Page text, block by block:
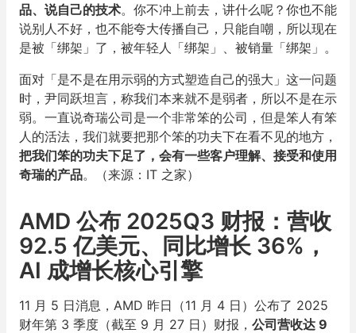
品、说自己的技术。你不冲上前去，讲什么呢？你也不能
说别人不好，也不能夸大传播自己，只能自嘲，所以现在
是被「绑架」了，被年轻人「绑架」、被销量「绑架」。
面对「是不是在用示弱的方式塑造自己的强大」这一问题
时，尹同跃坦言，称我们本来就不是弱者，所以不是在示
弱。一直说奇瑞公司是一个非常笨的公司，但是笨人有笨
人的活法，我们就要把那个笨的功夫下在看不见的地方，
把我们笨的功夫下足了，会有一些客户理解、接受和使用
奇瑞的产品。（来源：IT 之家）
AMD 公布 2025Q3 财报：营收
92.5 亿美元、同比增长 36%，
AI 成增长核心引擎
11 月 5 日消息，AMD 昨日（11 月 4 日）公布了 2025
财年第 3 季度（截至 9 月 27 日）财报， 公司营收达 9